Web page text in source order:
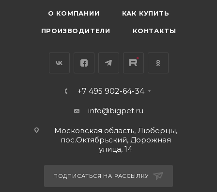
О КОМПАНИИ КАК КУПИТЬ
ПРОИЗВОДИТЕЛИ КОНТАКТЫ
+7 495 902-64-34
info@bigpet.ru
Московская область, Люберцы,
пос.Октябрьский, Дорожная
улица, 14
ПОДПИСАТЬСЯ НА РАССЫЛКУ